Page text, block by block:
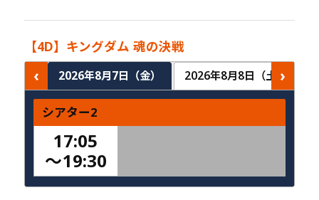
【4D】キングダム 魂の決戦
‹ 2026年8月7日（金） 2026年8月8日（土）
›
シアター2
17:05
〜19:30